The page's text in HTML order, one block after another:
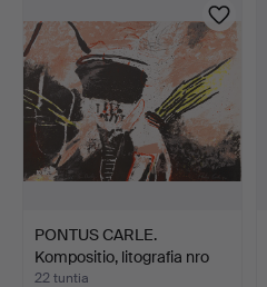
PONTUS CARLE.
Kompositio, litografia nro
H…
22 tuntia